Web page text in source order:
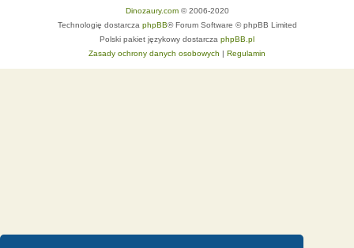
Dinozaury.com© 2006-2020
Technologię dostarcza phpBB® Forum Software © phpBB Limited
Polski pakiet językowy dostarcza phpBB.pl
Zasady ochrony danych osobowych | Regulamin